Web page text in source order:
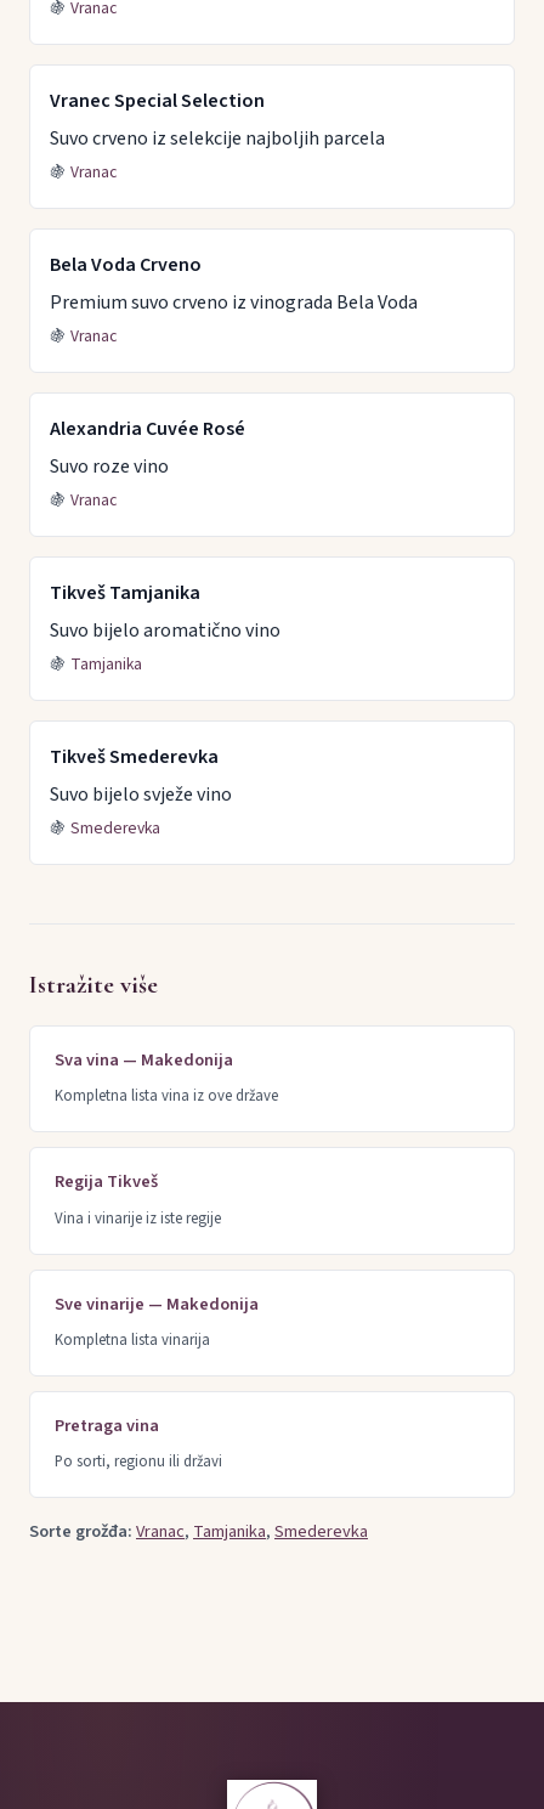
🍇 Vranac
Vranec Special Selection
Suvo crveno iz selekcije najboljih parcela
🍇 Vranac
Bela Voda Crveno
Premium suvo crveno iz vinograda Bela Voda
🍇 Vranac
Alexandria Cuvée Rosé
Suvo roze vino
🍇 Vranac
Tikveš Tamjanika
Suvo bijelo aromatično vino
🍇 Tamjanika
Tikveš Smederevka
Suvo bijelo svježe vino
🍇 Smederevka
Istražite više
Sva vina — Makedonija
Kompletna lista vina iz ove države
Regija Tikveš
Vina i vinarije iz iste regije
Sve vinarije — Makedonija
Kompletna lista vinarija
Pretraga vina
Po sorti, regionu ili državi
Sorte grožđa:Vranac, Tamjanika,Smederevka